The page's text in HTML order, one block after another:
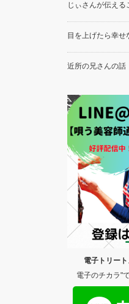
じぃさんが伝える
目を上げたら幸せ
近所の兄さんの話
電子トリー
電子のチカラ"